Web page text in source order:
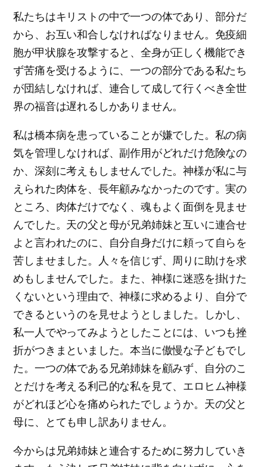
私たちはキリストの中で一つの体であり、部分だ
から、お互い和合しなければなりません。免疫細
胞が甲状腺を攻撃すると、全身が正しく機能でき
ず苦痛を受けるように、一つの部分である私たち
が団結しなければ、連合して成して行くべき全世
界の福音は遅れるしかありません。
私は橋本病を患っていることが嫌でした。私の病
気を管理しなければ、副作用がどれだけ危険なの
か、深刻に考えもしませんでした。神様が私に与
えられた肉体を、長年顧みなかったのです。実の
ところ、肉体だけでなく、魂もよく面倒を見ませ
んでした。天の父と母が兄弟姉妹と互いに連合せ
よと言われたのに、自分自身だけに頼って自らを
苦しませました。人々を信じず、周りに助けを求
めもしませんでした。また、神様に迷惑を掛けた
くないという理由で、神様に求めるより、自分で
できるというのを見せようとしました。しかし、
私一人でやってみようとしたことには、いつも挫
折がつきまといました。本当に傲慢な子どもでし
た。一つの体である兄弟姉妹を顧みず、自分のこ
とだけを考える利己的な私を見て、エロヒム神様
がどれほど心を痛められたでしょうか。天の父と
母に、とても申し訳ありません。
今からは兄弟姉妹と連合するために努力していき